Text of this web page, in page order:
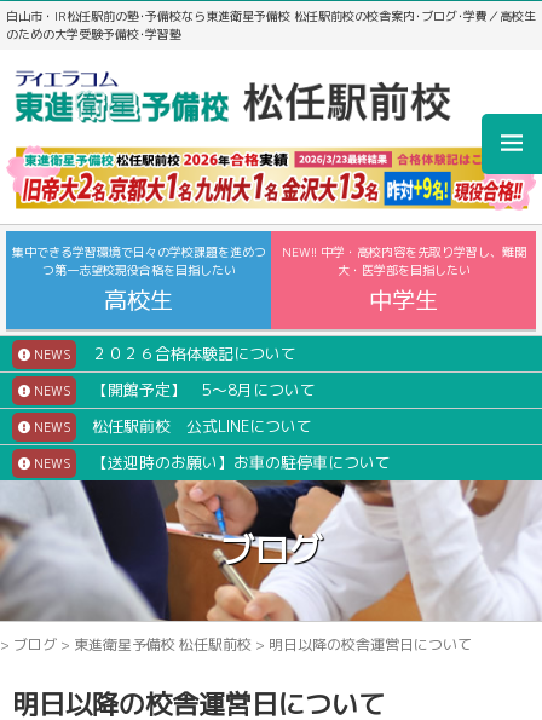
白山市・IR松任駅前の塾･予備校なら東進衛星予備校 松任駅前校の校舎案内･ブログ･学費／高校生
のための大学受験予備校･学習塾
集中できる学習環境で日々の学校課題を進めつ
つ第一志望校現役合格を目指したい
高校生
NEW!! 中学・高校内容を先取り学習し、難関
大・医学部を目指したい
中学生
NEWS ２０２６合格体験記について
NEWS 【開館予定】 5～8月について
NEWS 松任駅前校 公式LINEについて
NEWS 【送迎時のお願い】お車の駐停車について
ブログ
> ブログ > 東進衛星予備校 松任駅前校 > 明日以降の校舎運営日について
明日以降の校舎運営日について